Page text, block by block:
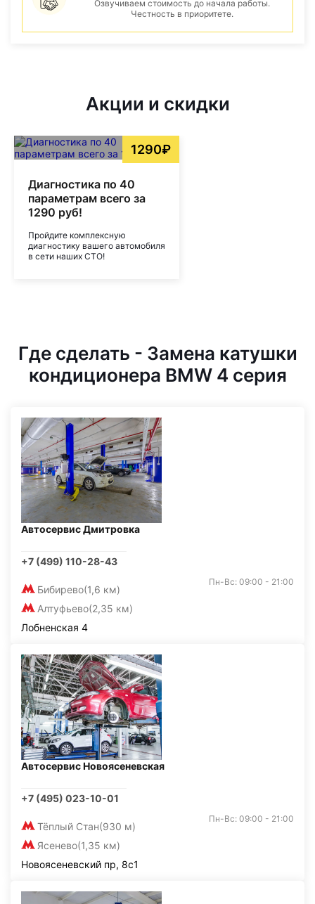
Озвучиваем стоимость до начала работы.
Честность в приоритете.
Акции и скидки
1290₽
Диагностика по 40
параметрам всего за
1290 руб!
Пройдите комплексную
диагностику вашего автомобиля
в сети наших СТО!
Где сделать - Замена катушки
кондиционера BMW 4 серия
Автосервис Дмитровка
+7 (499) 110-28-43
Бибирево(1,6 км)
Алтуфьево(2,35 км)
Пн-Вс: 09:00 - 21:00
Лобненская 4
Автосервис Новоясеневская
+7 (495) 023-10-01
Тёплый Стан(930 м)
Ясенево(1,35 км)
Пн-Вс: 09:00 - 21:00
Новоясеневский пр, 8с1